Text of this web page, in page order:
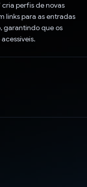
cria perfis de novas
links para as entradas
garantindo que os